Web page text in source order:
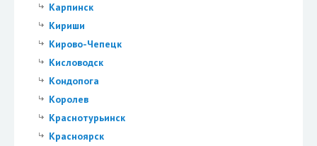
Карпинск
Кириши
Кирово-Чепецк
Кисловодск
Кондопога
Королев
Краснотурьинск
Красноярск